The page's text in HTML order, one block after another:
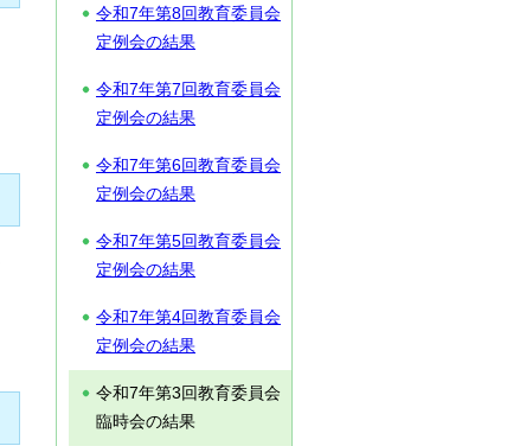
令和7年第8回教育委員会
定例会の結果
令和7年第7回教育委員会
定例会の結果
令和7年第6回教育委員会
定例会の結果
令和7年第5回教育委員会
定例会の結果
令和7年第4回教育委員会
定例会の結果
令和7年第3回教育委員会
臨時会の結果